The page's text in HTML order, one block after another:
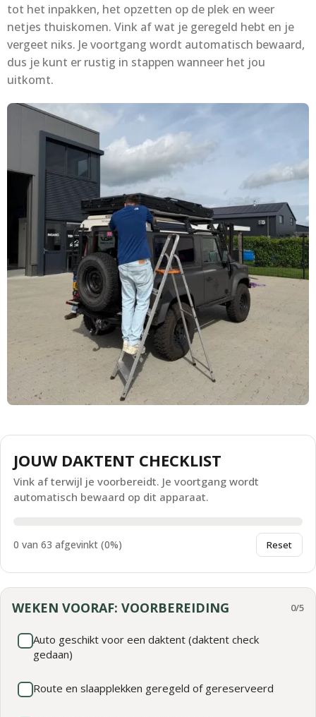
tot het inpakken, het opzetten op de plek en weer
netjes thuiskomen. Vink af wat je geregeld hebt en je
vergeet niks. Je voortgang wordt automatisch bewaard,
dus je kunt er rustig in stappen wanneer het jou
uitkomt.
JOUW DAKTENT CHECKLIST
Vink af terwijl je voorbereidt. Je voortgang wordt
automatisch bewaard op dit apparaat.
0 van 63 afgevinkt (0%) Reset
WEKEN VOORAF: VOORBEREIDING 0/5
Auto geschikt voor een daktent (daktent check
gedaan)
Route en slaapplekken geregeld of gereserveerd